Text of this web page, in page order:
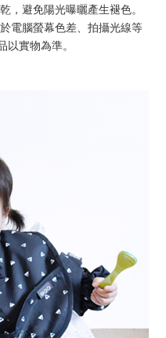
避免陽光曝曬產生褪色。
電腦螢幕色差、拍攝光線等
實物為準。